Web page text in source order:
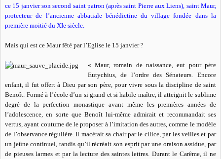
ce 15 janvier son second saint patron (après saint Pierre aux Liens), saint Maur,
protecteur de l’ancienne abbatiale bénédictine du village fondée dans la
première moitié du XIe siècle.
Mais qui est ce Maur fêté par l’Eglise le 15 janvier ?
« Maur, romain de naissance, eut pour père
Eutychius, de l’ordre des Sénateurs. Encore
enfant, il fut offert à Dieu par son père, pour vivre sous la discipline de saint
Benoît. Formé à l’école d’un si grand et si habile maître, il atteignit le sublime
degré de la perfection monastique avant même les premières années de
l’adolescence, en sorte que Benoît lui-même admirait et recommandait ses
vertus, ayant coutume de le proposer à l’imitation des autres, comme le modèle
de l’observance régulière. Il macérait sa chair par le cilice, par les veilles et par
un jeûne continuel, tandis qu’il récréait son esprit par une oraison assidue, par
de pieuses larmes et par la lecture des saintes lettres. Durant le Carême, il ne